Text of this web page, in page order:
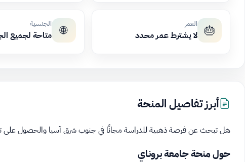
🎂 العمر
لا يشترط عمر محدد 🌐 الجنسية
متاحة لجميع
أبرز تفاصيل المنحة
هل تبحث عن فرصة ذهبية للدراسة مجانًا في جنوب شرق آسيا والحصول على
حول منحة جامعة بروناي